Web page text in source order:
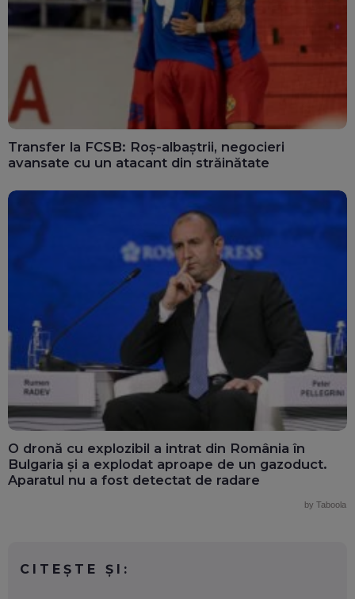
Transfer la FCSB: Roș-albaștrii, negocieri
avansate cu un atacant din străinătate
O dronă cu explozibil a intrat din România în
Bulgaria și a explodat aproape de un gazoduct.
Aparatul nu a fost detectat de radare
by Taboola
CITEȘTE ȘI: